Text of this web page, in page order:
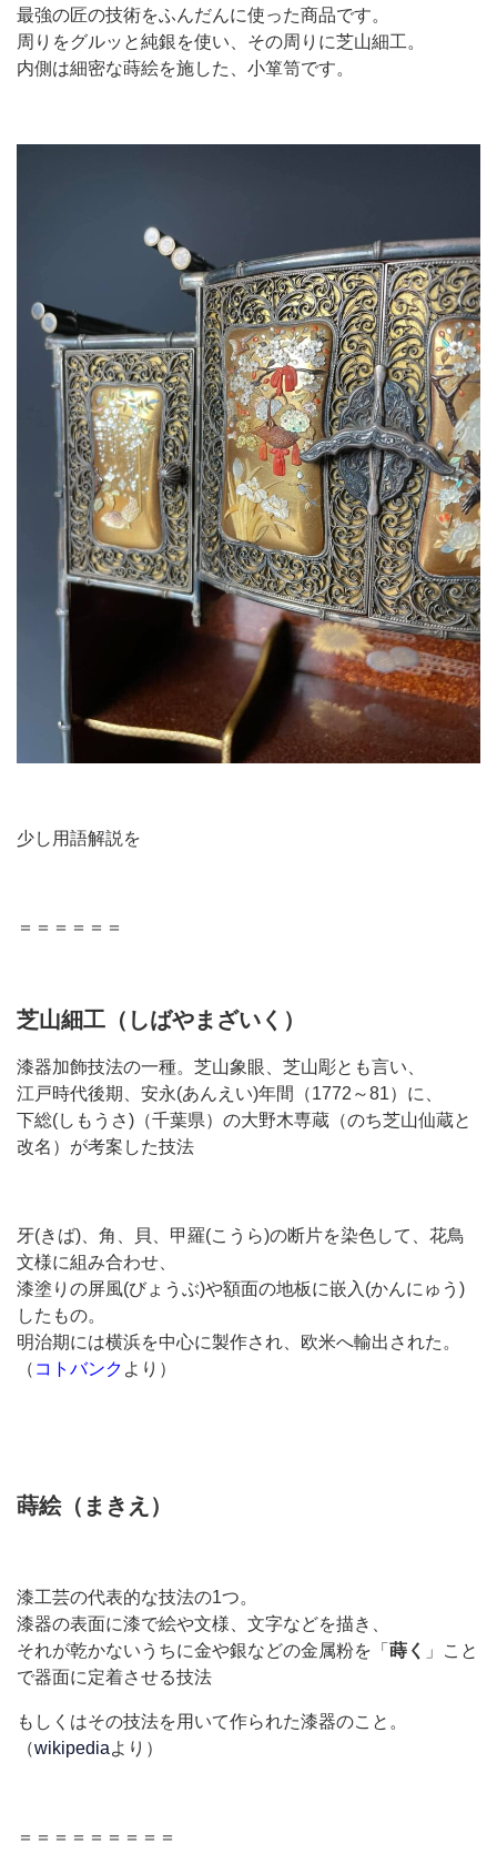
最強の匠の技術をふんだんに使った商品です。
周りをグルッと純銀を使い、その周りに芝山細工。
内側は細密な蒔絵を施した、小箪笥です。
少し用語解説を
＝＝＝＝＝＝
芝山細工（しばやまざいく）
漆器加飾技法の一種。芝山象眼、芝山彫とも言い、
江戸時代後期、安永(あんえい)年間（1772～81）に、
下総(しもうさ)（千葉県）の大野木専蔵（のち芝山仙蔵と
改名）が考案した技法
牙(きば)、角、貝、甲羅(こうら)の断片を染色して、花鳥
文様に組み合わせ、
漆塗りの屏風(びょうぶ)や額面の地板に嵌入(かんにゅう)
したもの。
明治期には横浜を中心に製作され、欧米へ輸出された。
（ コトバンク より）
蒔絵（まきえ）
漆工芸の代表的な技法の1つ。
漆器の表面に漆で絵や文様、文字などを描き、
それが乾かないうちに金や銀などの金属粉を「 蒔く
」こと
で器面に定着させる技法
もしくはその技法を用いて作られた漆器のこと。
（wikipediaより）
＝＝＝＝＝＝＝＝＝